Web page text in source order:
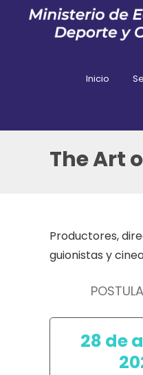
Inicio
The Art
Productores,
guionistas y
28 de